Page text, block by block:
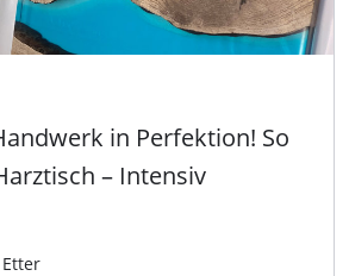
in Perfektion! So
– Intensiv